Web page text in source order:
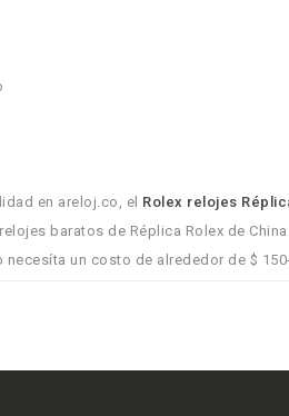
en areloj.co, el Rolex relojes
baratos de Réplica Rolex de
un costo de alrededor de $